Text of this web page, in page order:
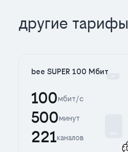
другие тарифы
bee SUPER 100 Мбит
100мбит/с
500минут
221каналов